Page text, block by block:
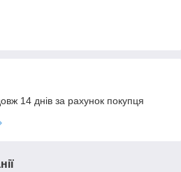
14 днів за рахунок покупця